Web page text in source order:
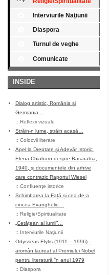
Interviurile Naţiunii
Diaspora
Turnul de veghe
Comunicate
INSIDE
Dialog artistic, România și
Germania…
:: Reflexii vizuale
Străin-n lume, străin acasă…
:: Colocvii literare
Apel la Dreptate și Adevăr Istoric:
Elena Chiaburu despre Basarabia,
1940, și documentele din arhive
care contrazic Raportul Wiesel
:: Confluenţe istorice
Schimbarea la Față și cea de-a
cincea Evanghelie…
:: Religie/Spiritualitate
„Cetățean al lumii”…
:: Interviurile Naţiunii
Odysseas Elytis (1911 – 1996) –
aromân laureat al Premiului Nobel
pentru literatură în anul 1979
:: Diaspora